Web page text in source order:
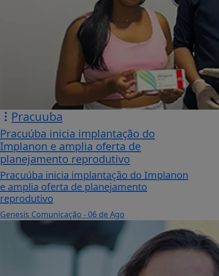
Pracuuba
Pracuúba inicia implantação do
Implanon e amplia oferta de
planejamento reprodutivo
Pracuúba inicia implantação do Implanon
e amplia oferta de planejamento
reprodutivo
Genesis Comunicação - 06 de Ago